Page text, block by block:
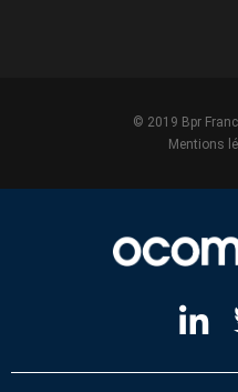
© 2019 Bpr
Mentions